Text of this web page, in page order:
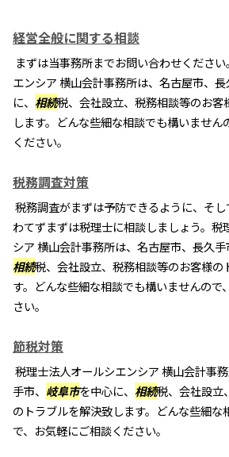
経営全般に関する相談
まずは当事務所までお問い合わせくださ
エンシア 横山会計事務所は、名古屋市、長
に、 相続税、会社設立、税務相談等のお客
します。どんな些細な相談でも構いません
ください。
税務調査対策
税務調査がまずは予防できるように、そ
わてずまずは税理士に相談しましょう。税
シア 横山会計事務所は、名古屋市、長久手
相続税、会社設立、税務相談等のお客様の
す。どんな些細な相談でも構いませんので
さい。
節税対策
税理士法人オールシエンシア 横山会計事
手市、 岐阜市を中心に、 相続税、会社設立
のトラブルを解決致します。どんな些細な
で、お気軽にご相談ください。